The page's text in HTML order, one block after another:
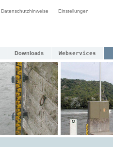
Datenschutzhinweise Einstellungen
Downloads Webservices